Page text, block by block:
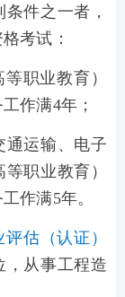
件之一者，
考试：
职业教育）
作满4年；
通运输、电子
职业教育）
作满5年。
估（认证）
，从事工程造